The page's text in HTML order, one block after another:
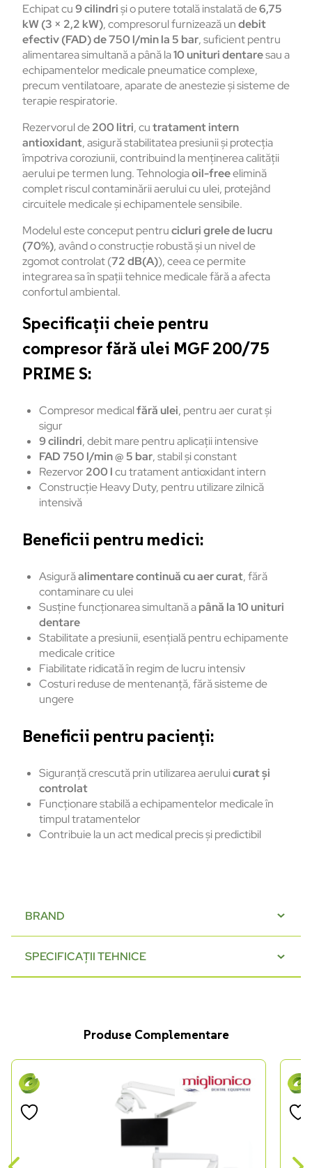
Echipat cu9 cilindriși o putere totală instalată de6,75
kW (3 × 2,2 kW), compresorul furnizează undebit
efectiv (FAD) de 750 l/min la 5 bar, suficient pentru
alimentarea simultană a până la10 unituri dentaresau a
echipamentelor medicale pneumatice complexe,
precum ventilatoare, aparate de anestezie și sisteme de
terapie respiratorie.
Rezervorul de200 litri, cutratament intern
antioxidant, asigură stabilitatea presiunii și protecția
împotriva coroziunii, contribuind la menținerea calității
aerului pe termen lung. Tehnologiaoil-freeelimină
complet riscul contaminării aerului cu ulei, protejând
circuitele medicale și echipamentele sensibile.
Modelul este conceput pentrucicluri grele de lucru
(70%), având o construcție robustă și un nivel de
zgomot controlat (72 dB(A)), ceea ce permite
integrarea sa în spații tehnice medicale fără a afecta
confortul ambiental.
Specificații cheie pentru
compresor fără ulei MGF 200/75
PRIME S:
Compresor medicalfără ulei, pentru aer curat și
sigur
9 cilindri, debit mare pentru aplicații intensive
FAD 750 l/min @ 5 bar, stabil și constant
Rezervor200 lcu tratament antioxidant intern
Construcție Heavy Duty, pentru utilizare zilnică
intensivă
Beneficii pentru medici:
Asigurăalimentare continuă cu aer curat, fără
contaminare cu ulei
Susține funcționarea simultană apână la 10 unituri
dentare
Stabilitate a presiunii, esențială pentru echipamente
medicale critice
Fiabilitate ridicată în regim de lucru intensiv
Costuri reduse de mentenanță, fără sisteme de
ungere
Beneficii pentru pacienți:
Siguranță crescută prin utilizarea aeruluicurat și
controlat
Funcționare stabilă a echipamentelor medicale în
timpul tratamentelor
Contribuie la un act medical precis și predictibil
BRAND
SPECIFICAȚII TEHNICE
Produse Complementare